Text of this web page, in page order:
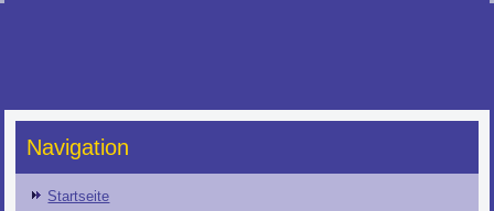
Navigation
Startseite